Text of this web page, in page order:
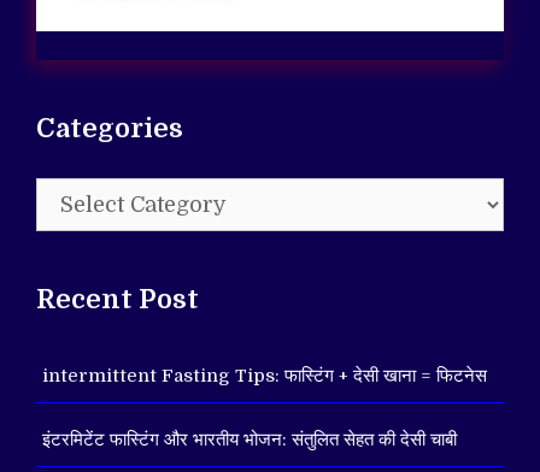
Categories
Categories
Recent Post
intermittent Fasting Tips: फास्टिंग + देसी खाना = फिटनेस
इंटरमिटेंट फास्टिंग और भारतीय भोजन: संतुलित सेहत की देसी चाबी